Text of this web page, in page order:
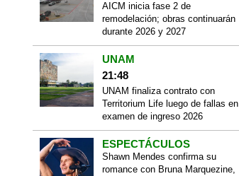
AICM inicia fase 2 de
remodelación; obras continuarán
durante 2026 y 2027
UNAM
21:48
UNAM finaliza contrato con
Territorium Life luego de fallas en
examen de ingreso 2026
ESPECTÁCULOS
Shawn Mendes confirma su
romance con Bruna Marquezine,